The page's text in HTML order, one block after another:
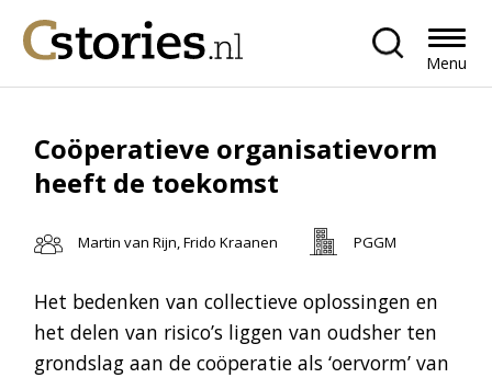
Menu
Coöperatieve organisatievorm
heeft de toekomst
Martin van Rijn, Frido Kraanen PGGM
Het bedenken van collectieve oplossingen en
het delen van risico’s liggen van oudsher ten
grondslag aan de coöperatie als ‘oervorm’ van